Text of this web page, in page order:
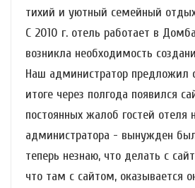
тихий и уютный семейный
С 2010 г. отель работает в
возникла необходимость
Наш администратор предложил
итоге через полгода появился
постоянных жалоб гостей отеля
администратора - вынужден
теперь незнаю, что делать с
что там с сайтом, оказывается